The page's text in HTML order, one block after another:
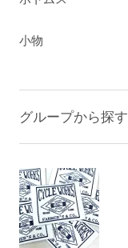
小物
グループから探す